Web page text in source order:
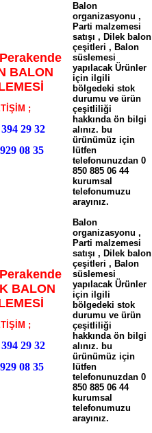
BALON
;
29 32
08 35
Balon
organizasyonu ,
Parti malzemesi
satışı , Dilek balon
çeşitleri , Balon
süslemesi
yapılacak Ürünler
için ilgili
bölgedeki stok
durumu ve ürün
çeşitliliği
hakkında ön bilgi
alınız. bu
ürünümüz için
lütfen
telefonunuzdan 0
850 885 06 44
kurumsal
telefonumuzu
arayınız.
BALON
;
29 32
08 35
Balon
organizasyonu ,
Parti malzemesi
satışı , Dilek balon
çeşitleri , Balon
süslemesi
yapılacak Ürünler
için ilgili
bölgedeki stok
durumu ve ürün
çeşitliliği
hakkında ön bilgi
alınız. bu
ürünümüz için
lütfen
telefonunuzdan 0
850 885 06 44
kurumsal
telefonumuzu
arayınız.